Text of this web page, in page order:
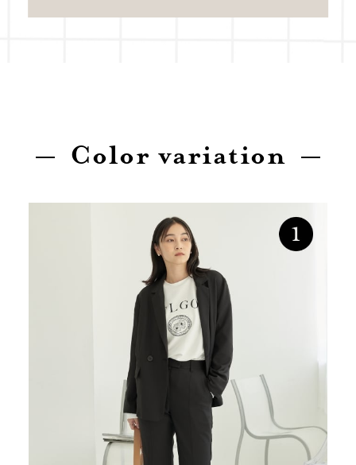
Color variation